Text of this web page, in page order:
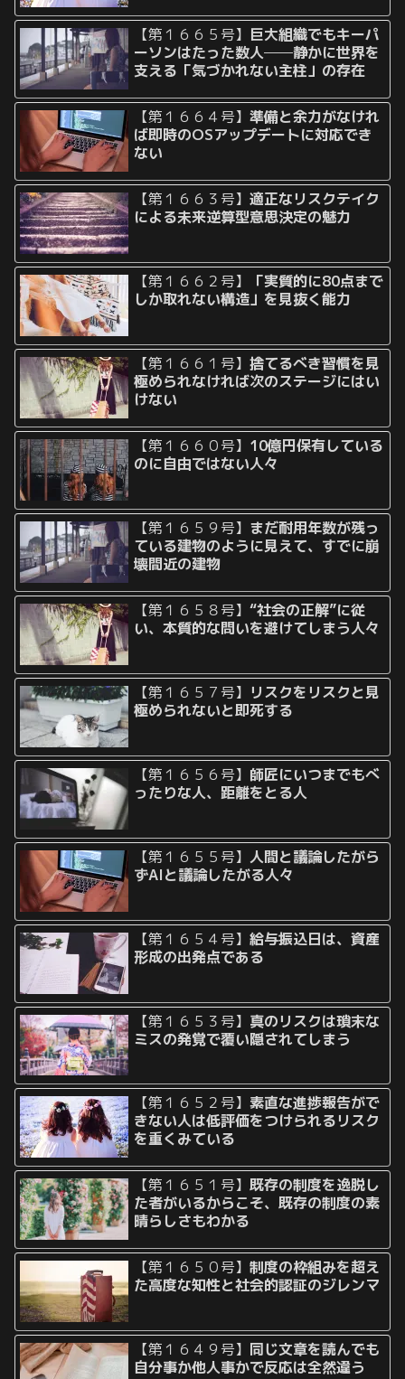
【第１６６５号】 巨大組織でもキーパ
ーソンはたった数人──静かに世界を
支える「気づかれない主柱」の存在
【第１６６４号】準備と余力がなけれ
ば即時のOSアップデートに対応でき
ない
【第１６６３号】適正なリスクテイク
による未来逆算型意思決定の魅力
【第１６６２号】
「実質的に80点まで
しか取れない構造」を見抜く能力
【第１６６１号】捨てるべき習慣を見
極められなければ次のステージにはい
けない
【第１６６０号】 10億円保有している
のに自由ではない人々
【第１６５９号】 まだ耐用年数が残っ
ている建物のように見えて、すでに崩
壊間近の建物
【第１６５８号】“社会の正解”に従
い、本質的な問いを避けてしまう人々
【第１６５７号】 リスクをリスクと見
極められないと即死する
【第１６５６号】 師匠にいつまでもべ
ったりな人、距離をとる人
【第１６５５号】人間と議論したがら
ずAIと議論したがる人々
【第１６５４号】給与振込日は、資産
形成の出発点である
【第１６５３号】 真のリスクは瑣末な
ミスの発覚で覆い隠されてしまう
【第１６５２号】素直な進捗報告がで
きない人は低評価をつけられるリスク
を重くみている
【第１６５１号】既存の制度を逸脱し
た者がいるからこそ、既存の制度の素
晴らしさもわかる
【第１６５０号】制度の枠組みを超え
た高度な知性と社会的認証のジレンマ
【第１６４９号】 同じ文章を読んでも
自分事か他人事かで反応は全然違う